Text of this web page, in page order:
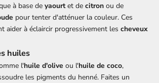
à base de yaourtet de citron ou de
pour tenter d'atténuer la couleur. Ces
aider à éclaircir progressivement les cheveux
huiles
l'huile d'olive ou l'huile de coco,
les pigments du henné. Faites un